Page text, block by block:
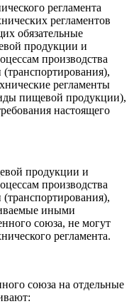
регламента
регламентов
обязательные
продукции и
производства
(транспортирования),
регламенты
пищевой продукции),
настоящего
продукции и
производства
(транспортирования),
иными
союза, не могут
регламента.
союза на отдельные